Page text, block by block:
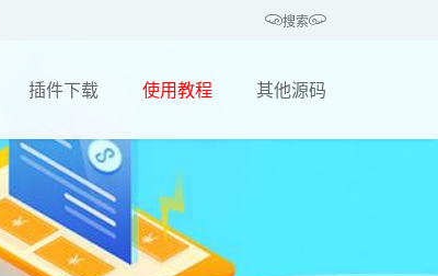
搜索
插件下载 使用教程 其他源码